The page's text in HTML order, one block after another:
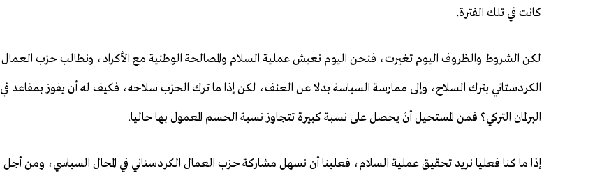
كانت في تلك الفترة.
لكن الشروط والظروف اليوم تغيرت، فنحن اليوم نعيش عملية السلام والمصالحة الوطنية مع الأكراد، ونطالب حزب العمال
الكردستاني بترك السلاح، وإلى ممارسة السياسة بدلا عن العنف، لكن إذا ما ترك الحزب سلاحه، فكيف له أن يفوز بمقاعد في
البرلمان التركي؟ فمن المستحيل أنْ يحصل على نسبة كبيرة تتجاوز نسبة الحسم المعمول بها حاليا.
إذا ما كنا فعليا نريد تحقيق عملية السلام، فعلينا أن نسهل مشاركة حزب العمال الكردستاني في المجال السياسي، ومن أجل